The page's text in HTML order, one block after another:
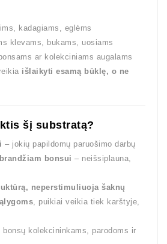
kadagiams, eglėms
klevams, bukams, uosiams
ar kolekciniams augalams
išlaikyti esamą būklę, o ne
šį substratą?
– jokių papildomų paruošimo darbų
bonsui – neišsiplauna,
neperstimuliuoja šaknų
, puikiai veikia tiek karštyje,
bonsų kolekcininkams, parodoms ir